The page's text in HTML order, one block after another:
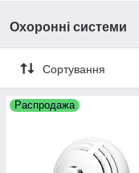
Охоронні системи
Сортування
Распродажа